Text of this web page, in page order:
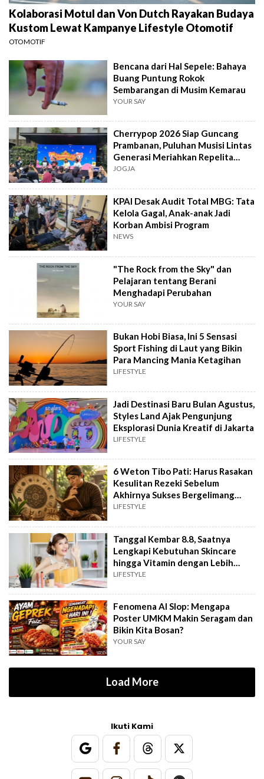
Kolaborasi Motul dan Von Dutch Rayakan Budaya
Kustom Lewat Kampanye Lifestyle Otomotif
OTOMOTIF
Bencana dari Hal Sepele: Bahaya
Buang Puntung Rokok
Sembarangan di Musim Kemarau
YOUR SAY
Cherrypop 2026 Siap Guncang
Prambanan, Puluhan Musisi Lintas
Generasi Meriahkan Repelita
Musik
JOGJA
KPAI Desak Audit Total MBG: Tata
Kelola Gagal, Anak-anak Jadi
Korban Ambisi Program
NEWS
"The Rock from the Sky" dan
Pelajaran tentang Berani
Menghadapi Perubahan
YOUR SAY
Bukan Hobi Biasa, Ini 5 Sensasi
Sport Fishing di Laut yang Bikin
Para Mancing Mania Ketagihan
LIFESTYLE
Jadi Destinasi Baru Bulan Agustus,
Styles Land Ajak Pengunjung
Eksplorasi Dunia Kreatif di Jakarta
LIFESTYLE
6 Weton Tibo Pati: Harus Rasakan
Kesulitan Rezeki Sebelum
Akhirnya Sukses Bergelimang
Harta
LIFESTYLE
Tanggal Kembar 8.8, Saatnya
Lengkapi Kebutuhan Skincare
hingga Vitamin dengan Lebih
Hemat
LIFESTYLE
Fenomena AI Slop: Mengapa
Poster UMKM Makin Seragam dan
Bikin Kita Bosan?
YOUR SAY
Load More
Ikuti Kami